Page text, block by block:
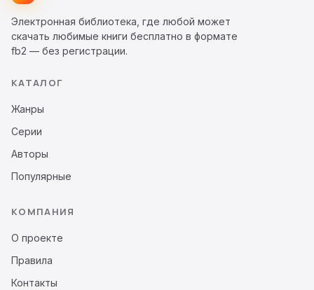
Электронная библиотека, где любой может
скачать любимые книги бесплатно в формате
fb2 — без регистрации.
КАТАЛОГ
Жанры
Серии
Авторы
Популярные
КОМПАНИЯ
О проекте
Правила
Контакты